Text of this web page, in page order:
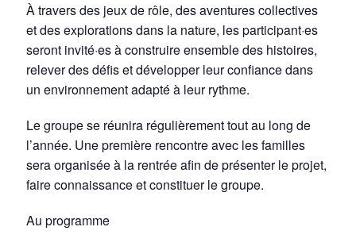
À travers des jeux de rôle, des aventures collectives
et des explorations dans la nature, les participant·es
seront invité·es à construire ensemble des histoires,
relever des défis et développer leur confiance dans
un environnement adapté à leur rythme.
Le groupe se réunira régulièrement tout au long de
l’année. Une première rencontre avec les familles
sera organisée à la rentrée afin de présenter le projet,
faire connaissance et constituer le groupe.
Au programme